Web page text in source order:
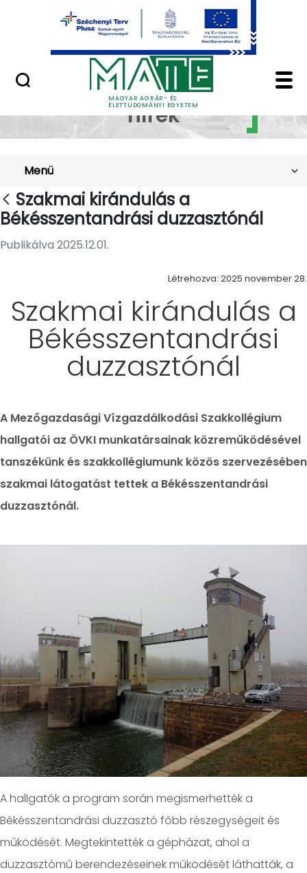
Ugrás a fő tartalomhoz
MAGYAR AGRÁR- ÉS
ÉLETTUDOMÁNYI EGYETEM
Minőségügy
Szakmai kirándulás
Szakkollégiumi
hírek
Menü
Szakmai kirándulás a
Békésszentandrási duzzasztónál
Publikálva 2025.12.01.
Létrehozva: 2025 november 28.
Szakmai kirándulás a
Békésszentandrási
duzzasztónál
A Mezőgazdasági Vízgazdálkodási Szakkollégium
hallgatói az ÖVKI munkatársainak közreműködésével
tanszékünk és szakkollégiumunk közös szervezésében
szakmai látogatást tettek a Békésszentandrási
duzzasztónál.
A hallgatók a program során megismerhették a
Békésszentandrási duzzasztó főbb részegységeit és
működését. Megtekintették a gépházat, ahol a
duzzasztómű berendezéseinek működését láthatták, a